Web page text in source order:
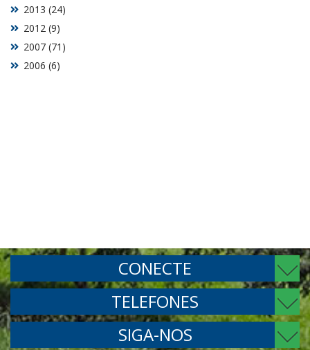
2006 (6)
2007 (71)
2012 (9)
2013 (24)
CONECTE
TELEFONES
SIGA-NOS